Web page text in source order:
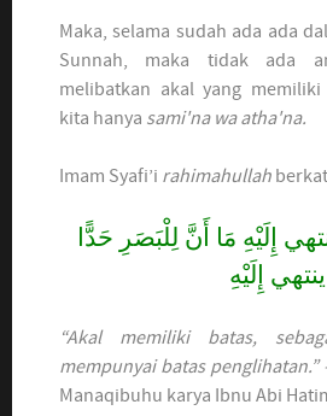
Maka, selama sudah ada ada
Sunnah, maka tidak ada
melibatkan akal yang memiliki
kita hanya sami'na wa atha'na.
Imam Syafi’i rahimahullah
إِلَيْهِ مَا أَنَّ لِلْبَصَرِ حَدًّا
ينتهي إِلَيْهِ
“Akal memiliki batas,
mempunyai batas penglihatan.”
Manaqibuhu karya Ibnu Abi